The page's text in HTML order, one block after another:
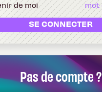
Pas de compte ?
de moi mot
SE CONNECTER